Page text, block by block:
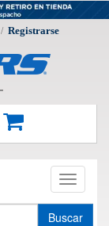
/ Registrarse
Toggle
Buscar